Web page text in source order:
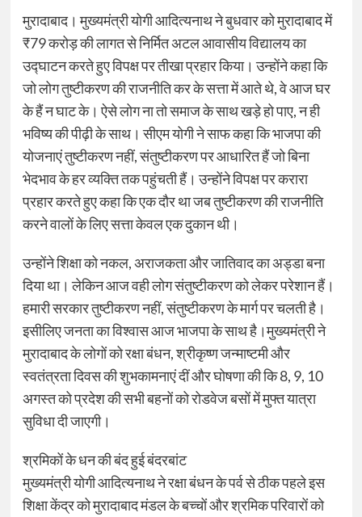
मुरादाबाद। मुख्यमंत्री योगी आदित्यनाथ ने बुधवार को मुरादाबाद में
₹79 करोड़ की लागत से निर्मित अटल आवासीय विद्यालय का
उद्घाटन करते हुए विपक्ष पर तीखा प्रहार किया। उन्होंने कहा कि
जो लोग तुष्टीकरण की राजनीति कर के सत्ता में आते थे, वे आज घर
के हैं न घाट के। ऐसे लोग ना तो समाज के साथ खड़े हो पाए, न ही
भविष्य की पीढ़ी के साथ। सीएम योगी ने साफ कहा कि भाजपा की
योजनाएं तुष्टीकरण नहीं, संतुष्टीकरण पर आधारित हैं जो बिना
भेदभाव के हर व्यक्ति तक पहुंचती हैं। उन्होंने विपक्ष पर करारा
प्रहार करते हुए कहा कि एक दौर था जब तुष्टीकरण की राजनीति
करने वालों के लिए सत्ता केवल एक दुकान थी।
उन्होंने शिक्षा को नकल, अराजकता और जातिवाद का अड्डा बना
दिया था। लेकिन आज वही लोग संतुष्टीकरण को लेकर परेशान हैं।
हमारी सरकार तुष्टीकरण नहीं, संतुष्टीकरण के मार्ग पर चलती है।
इसीलिए जनता का विश्वास आज भाजपा के साथ है।मुख्यमंत्री ने
मुरादाबाद के लोगों को रक्षा बंधन, श्रीकृष्ण जन्माष्टमी और
स्वतंत्रता दिवस की शुभकामनाएं दीं और घोषणा की कि 8, 9, 10
अगस्त को प्रदेश की सभी बहनों को रोडवेज बसों में मुफ्त यात्रा
सुविधा दी जाएगी।
श्रमिकों के धन की बंद हुई बंदरबांट
मुख्यमंत्री योगी आदित्यनाथ ने रक्षा बंधन के पर्व से ठीक पहले इस
शिक्षा केंद्र को मुरादाबाद मंडल के बच्चों और श्रमिक परिवारों को